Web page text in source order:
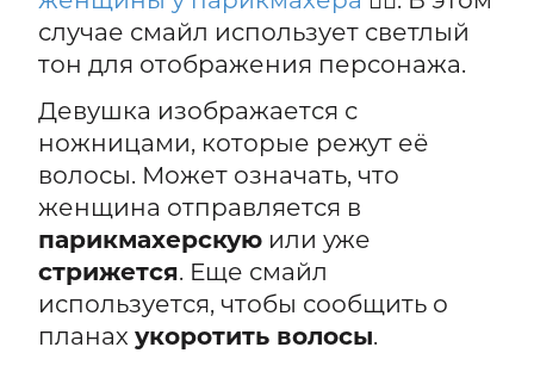
случае смайл использует светлый
тон для отображения персонажа.
Девушка изображается с
ножницами, которые режут её
волосы. Может означать, что
женщина отправляется в
парикмахерскуюили уже
стрижется. Еще смайл
используется, чтобы сообщить о
планах укоротить волосы.